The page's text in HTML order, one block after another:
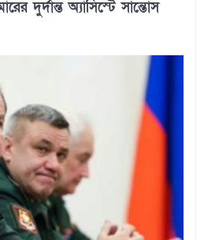
দুর্দান্ত অ্যাসিস্টে সান্তোস